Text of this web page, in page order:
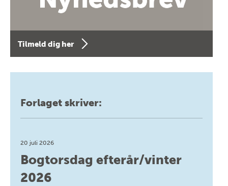
Tilmeld dig her
Forlaget skriver:
20 juli 2026
Bogtorsdag efterår/vinter
2026